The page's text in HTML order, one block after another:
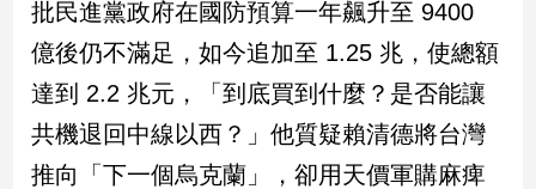
觀
點
兩
岸/
批民進黨政府在國防預算一年飆升至 9400
億後仍不滿足，如今追加至 1.25 兆，使總額
達到 2.2 兆元，「到底買到什麼？是否能讓
共機退回中線以西？」他質疑賴清德將台灣
推向「下一個烏克蘭」，卻用天價軍購麻痺